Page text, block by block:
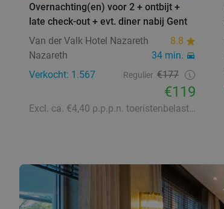
Overnachting(en) voor 2 + ontbijt +
late check-out + evt. diner nabij Gent
Van der Valk Hotel Nazareth
8.8
Nazareth
34 min.
Verkocht: 1.567
Regulier €177
€119
Excl. ca. €4,40 p.p.p.n. toeristenbelasting